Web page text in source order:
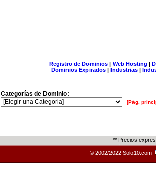
Registro de Dominios| Web Hosting |
Dominios Expirados | Industrias |
Categorías de Dominio:
[Pág.
** Precios
© 2002/2022 Solo10.com